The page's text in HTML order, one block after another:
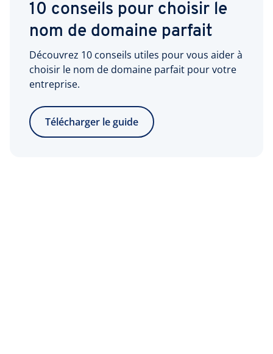
10 conseils pour choisir le
nom de domaine parfait
Découvrez 10 conseils utiles pour vous aider à
choisir le nom de domaine parfait pour votre
entreprise.
Télécharger le guide